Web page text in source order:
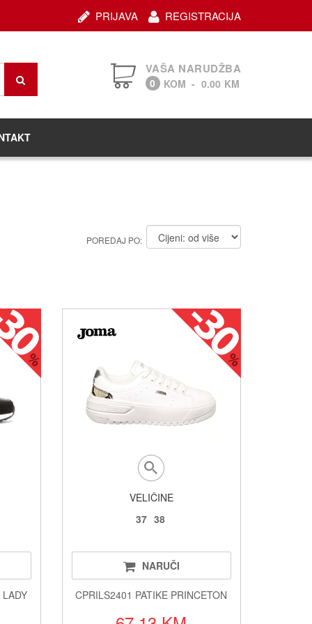
REGISTRACIJA
PRIJAVA
VAŠA NARUDŽBA
0 KOM - 0.00 KM
POREDAJ PO:
VELIČINE
37 38
NARUČI
CPRILS2401 PATIKE PRINCETON